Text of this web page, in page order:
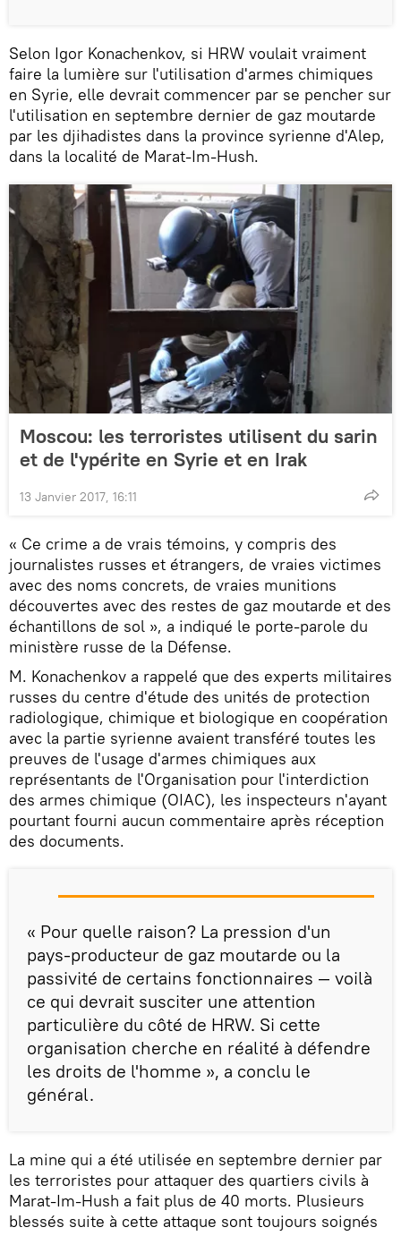
Selon Igor Konachenkov, si HRW voulait vraiment
faire la lumière sur l'utilisation d'armes chimiques
en Syrie, elle devrait commencer par se pencher sur
l'utilisation en septembre dernier de gaz moutarde
par les djihadistes dans la province syrienne d'Alep,
dans la localité de Marat-Im-Hush.
Moscou: les terroristes utilisent du sarin
et de l'ypérite en Syrie et en Irak
13 Janvier 2017, 16:11
« Ce crime a de vrais témoins, y compris des
journalistes russes et étrangers, de vraies victimes
avec des noms concrets, de vraies munitions
découvertes avec des restes de gaz moutarde et des
échantillons de sol », a indiqué le porte-parole du
ministère russe de la Défense.
M. Konachenkov a rappelé que des experts militaires
russes du centre d'étude des unités de protection
radiologique, chimique et biologique en coopération
avec la partie syrienne avaient transféré toutes les
preuves de l'usage d'armes chimiques aux
représentants de l'Organisation pour l'interdiction
des armes chimique (OIAC), les inspecteurs n'ayant
pourtant fourni aucun commentaire après réception
des documents.
« Pour quelle raison? La pression d'un
pays-producteur de gaz moutarde ou la
passivité de certains fonctionnaires — voilà
ce qui devrait susciter une attention
particulière du côté de HRW. Si cette
organisation cherche en réalité à défendre
les droits de l'homme », a conclu le
général.
La mine qui a été utilisée en septembre dernier par
les terroristes pour attaquer des quartiers civils à
Marat-Im-Hush a fait plus de 40 morts. Plusieurs
blessés suite à cette attaque sont toujours soignés